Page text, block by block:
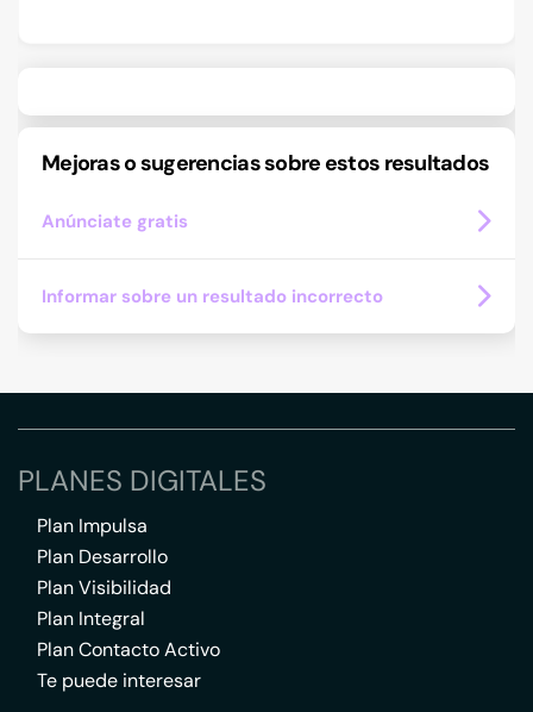
Mejoras o sugerencias sobre estos resultados
Anúnciate gratis
Informar sobre un resultado incorrecto
PLANES DIGITALES
Plan Impulsa
Plan Desarrollo
Plan Visibilidad
Plan Integral
Plan Contacto Activo
Te puede interesar